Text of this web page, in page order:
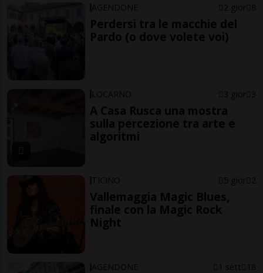
AGENDONE 2 gior 8
Perdersi tra le macchie del
Pardo (o dove volete voi)
LOCARNO 3 gior 3
A Casa Rusca una mostra
sulla percezione tra arte e
algoritmi
TICINO 5 gior 2
Vallemaggia Magic Blues,
finale con la Magic Rock
Night
AGENDONE 1 sett 18